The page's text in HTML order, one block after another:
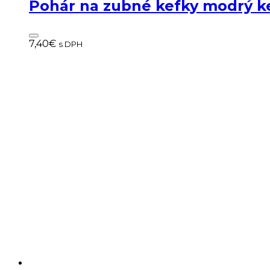
Pohár na zubné kefky modrý
7,40€ s DPH